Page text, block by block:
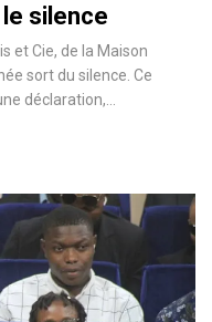
silence
et Cie, de la Maison
sort du silence. Ce
déclaration,…